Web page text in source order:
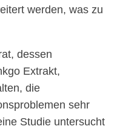
werden, was zu
dessen
Extrakt,
die
sehr
Studie untersucht